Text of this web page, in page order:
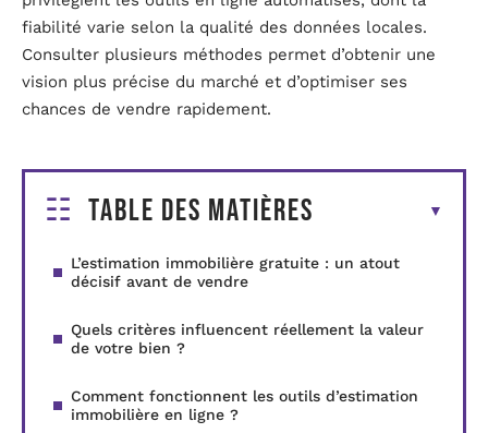
fiabilité varie selon la qualité des données locales.
Consulter plusieurs méthodes permet d’obtenir une
vision plus précise du marché et d’optimiser ses
chances de vendre rapidement.
Table des matières
L’estimation immobilière gratuite : un atout
décisif avant de vendre
Quels critères influencent réellement la valeur
de votre bien ?
Comment fonctionnent les outils d’estimation
immobilière en ligne ?